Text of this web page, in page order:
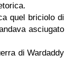
quel briciolo di
asciugato
di Wardaddy